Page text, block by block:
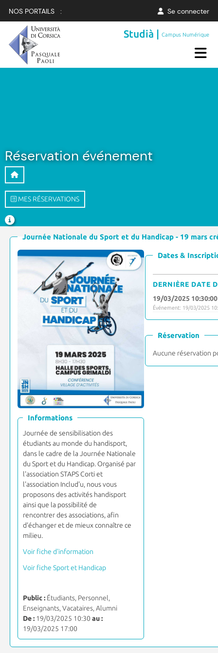
NOS PORTAILS : Se connecter
Studià |Campus Numérique
Réservation événement
MES RÉSERVATIONS
Informations
Journée de sensibilisation des
étudiants au monde du handisport,
dans le cadre de la Journée Nationale
du Sport et du Handicap. Organisé par
l'association STAPS Corti et
l'association Includ'u, nous vous
proposons des activités handisport
ainsi que la possibilité de
rencontrer des associations, afin
d'échanger et de mieux connaître ce
milieu.
Voir fiche d'information
Voir fiche Sport et Handicap
Public :Étudiants, Personnel,
Enseignants, Vacataires, Alumni
De :19/03/2025 10:30 au :
19/03/2025 17:00
Dates &
DERNIÈRE DATE
19/03/2025 10:30:00
Événement: 19/03/2025
Réservation
Aucune réservation